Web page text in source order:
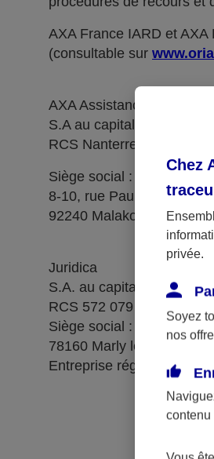
AXA France IARD et
(consultable sur
AXA Assistance France
S.A au capital de 51 429
RCS Nanterre 415 392
Siège social :
8-10, rue Paul Vaillant
92240 Malakoff
Juridica
S.A. au capital de 14 627
RCS 572 079 150
Siège social : 1, place
78160 Marly le Roi
Entreprise régie par le
Chez
privée.
Soyez
nos
contenu